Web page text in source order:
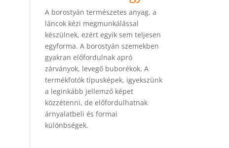
A borostyán természetes anyag, a
láncok kézi megmunkálással
készülnek, ezért egyik sem teljesen
egyforma. A borostyán szemekben
gyakran előfordulnak apró
zárványok, levegő buborékok. A
termékfotók típusképek, igyekszünk
a leginkább jellemző képet
közzétenni, de előfordulhatnak
árnyalatbeli és formai
különbségek.